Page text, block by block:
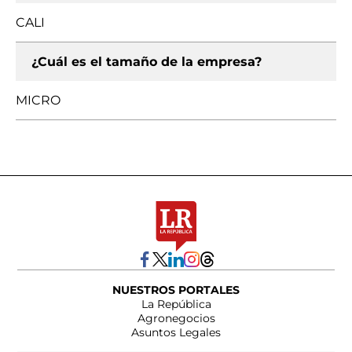
CALI
¿Cuál es el tamaño de la empresa?
MICRO
NUESTROS PORTALES
La República
Agronegocios
Asuntos Legales